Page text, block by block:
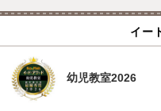
イー
幼児教室2026